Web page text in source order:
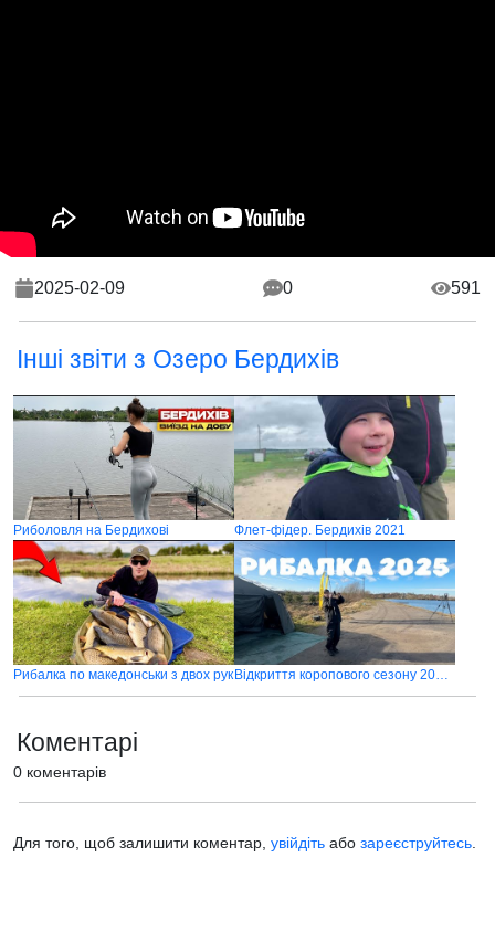
2025-02-09 0 591
Інші звіти з Озеро Бердихів
Риболовля на Бердихові Флет-фідер. Бердихів 2021
Рибалка по македонськи з двох рук Відкриття коропового сезону 2025 в cічні
Коментарі
0 коментарів
Для того, щоб залишити коментар, увійдіть або зареєструйтесь